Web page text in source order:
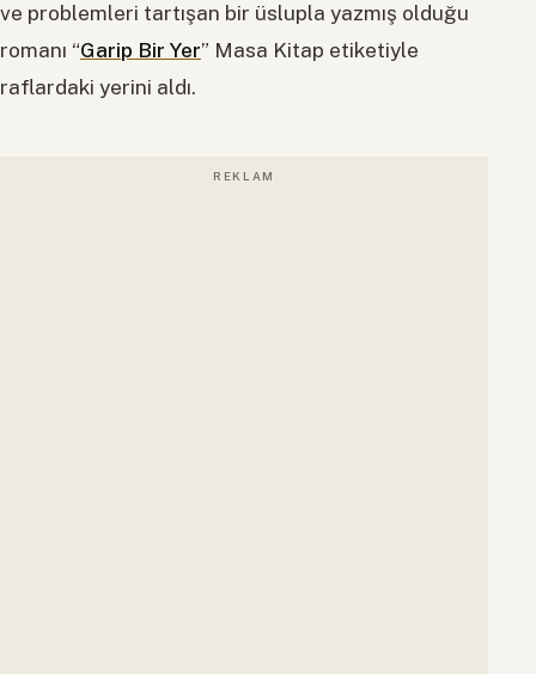
ve problemleri tartışan bir üslupla yazmış olduğu
romanı “Garip Bir Yer” Masa Kitap etiketiyle
raflardaki yerini aldı.